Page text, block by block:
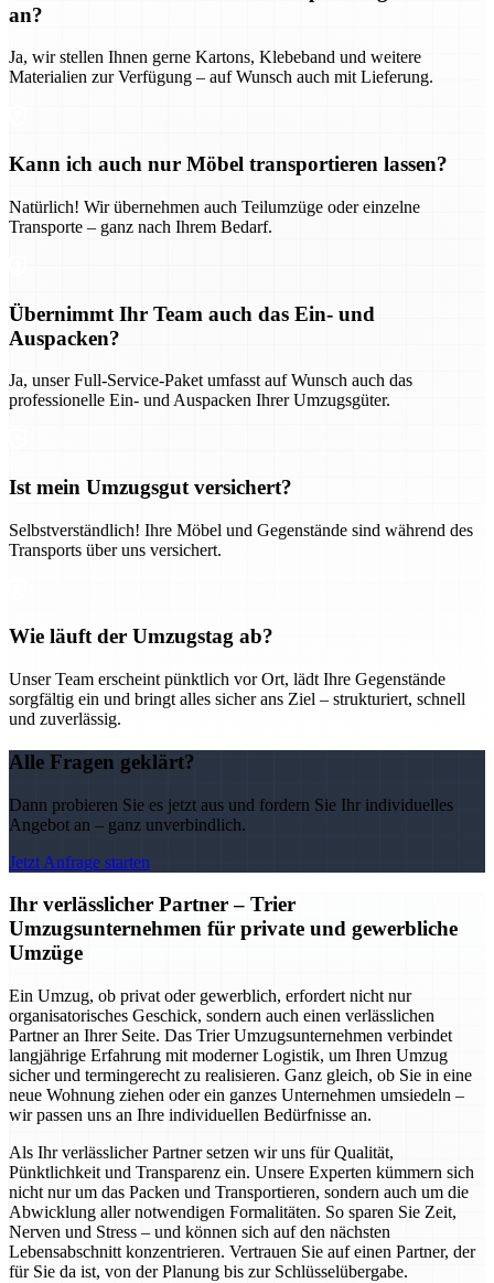
an?
Ja, wir stellen Ihnen gerne Kartons, Klebeband und weitere
Materialien zur Verfügung – auf Wunsch auch mit Lieferung.
Kann ich auch nur Möbel transportieren lassen?
Natürlich! Wir übernehmen auch Teilumzüge oder einzelne
Transporte – ganz nach Ihrem Bedarf.
Übernimmt Ihr Team auch das Ein- und
Auspacken?
Ja, unser Full-Service-Paket umfasst auf Wunsch auch das
professionelle Ein- und Auspacken Ihrer Umzugsgüter.
Ist mein Umzugsgut versichert?
Selbstverständlich! Ihre Möbel und Gegenstände sind während des
Transports über uns versichert.
Wie läuft der Umzugstag ab?
Unser Team erscheint pünktlich vor Ort, lädt Ihre Gegenstände
sorgfältig ein und bringt alles sicher ans Ziel – strukturiert, schnell
und zuverlässig.
Alle Fragen geklärt?
Dann probieren Sie es jetzt aus und fordern Sie Ihr individuelles
Angebot an – ganz unverbindlich.
Jetzt Anfrage starten
Ihr verlässlicher Partner – Trier
Umzugsunternehmen für private und gewerbliche
Umzüge
Ein Umzug, ob privat oder gewerblich, erfordert nicht nur
organisatorisches Geschick, sondern auch einen verlässlichen
Partner an Ihrer Seite. Das Trier Umzugsunternehmen verbindet
langjährige Erfahrung mit moderner Logistik, um Ihren Umzug
sicher und termingerecht zu realisieren. Ganz gleich, ob Sie in eine
neue Wohnung ziehen oder ein ganzes Unternehmen umsiedeln –
wir passen uns an Ihre individuellen Bedürfnisse an.
Als Ihr verlässlicher Partner setzen wir uns für Qualität,
Pünktlichkeit und Transparenz ein. Unsere Experten kümmern sich
nicht nur um das Packen und Transportieren, sondern auch um die
Abwicklung aller notwendigen Formalitäten. So sparen Sie Zeit,
Nerven und Stress – und können sich auf den nächsten
Lebensabschnitt konzentrieren. Vertrauen Sie auf einen Partner, der
für Sie da ist, von der Planung bis zur Schlüsselübergabe.